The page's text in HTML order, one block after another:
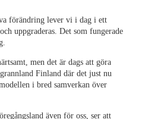
förändring lever vi i dag i ett
uppgraderas. Det som fungerade
men det är dags att göra
Finland där det just nu
i bred samverkan över
även för oss, ser att